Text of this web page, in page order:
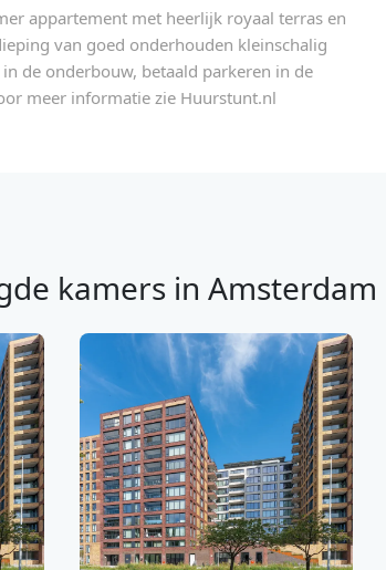
appartement met heerlijk royaal terras en
van goed onderhouden kleinschalig
de onderbouw, betaald parkeren in de
meer informatie zie Huurstunt.nl
kamers in Amsterdam